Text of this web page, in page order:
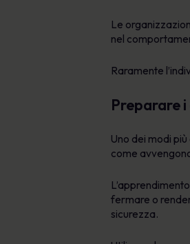
Le
nel
Raramente
Preparare
Uno dei modi
come
fermare o
sicurezza.